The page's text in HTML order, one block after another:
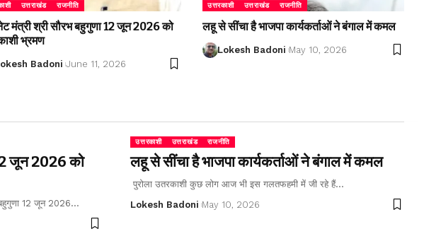
उत्तराखंड राजनीति
मंत्री श्री सौरभ बहुगुणा 12 जून 2026 को
भ्रमण
Badoni June 11, 2026
उत्तरकाशी उत्तराखंड राजनीति
लहू से सींचा है भाजपा कार्यकर्ताओं ने बंगाल में कमल
Lokesh Badoni May 10, 2026
जून 2026 को
बहुगुणा 12 जून 2026…
उत्तरकाशी उत्तराखंड राजनीति
लहू से सींचा है भाजपा कार्यकर्ताओं ने बंगाल में कमल
पुरोला उतरकाशी कुछ लोग आज भी इस गलतफहमी में जी रहे हैं…
Lokesh Badoni May 10, 2026